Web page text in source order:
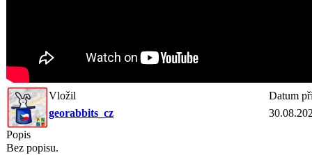
Vložil
Datum
georabbits_cz
Popis
Bez popisu.